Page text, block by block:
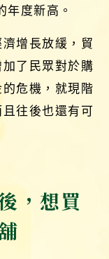
度新高。
增長放緩，貿
了民眾對於購
危機，就現階
往後也還有可
，想買